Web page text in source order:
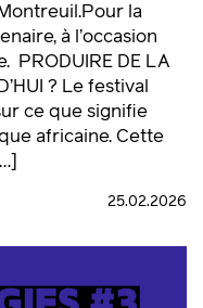
la
à l’occasion
PRODUIRE DE LA
? Le festival
ce que signifie
africaine. Cette
25.02.2026